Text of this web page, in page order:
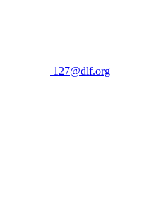
127@dlf.org